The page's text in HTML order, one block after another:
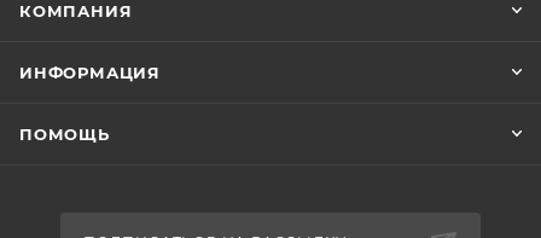
КОМПАНИЯ
ИНФОРМАЦИЯ
ПОМОЩЬ